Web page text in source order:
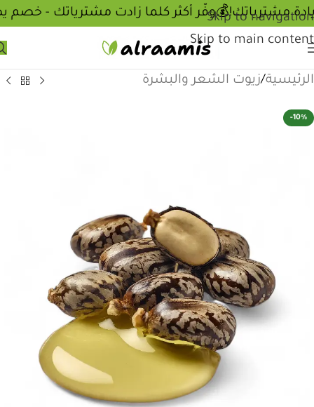
Skip to navigation
Skip to main content
💰وفّر أكثر كلما زادت مشترياتك - خصم
الرئيسية/زيوت الشعر والبشرة